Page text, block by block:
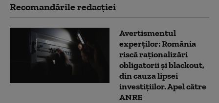
Recomandările redacţiei
Avertismentul
experților: România
riscă raționalizări
obligatorii și blackout,
din cauza lipsei
investițiilor. Apel către
ANRE